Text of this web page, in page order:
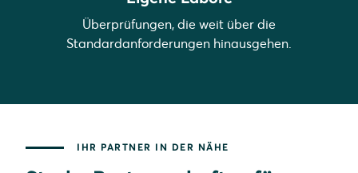
Überprüfungen, die weit über die
Standardanforderungen hinausgehen.
IHR PARTNER IN DER NÄHE